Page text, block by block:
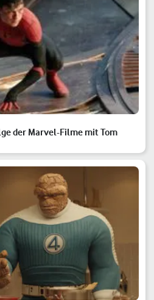
der Marvel-Filme mit Tom